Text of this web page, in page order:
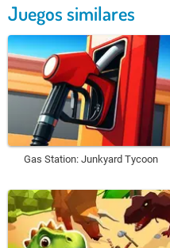
Juegos similares
Gas Station: Junkyard Tycoon